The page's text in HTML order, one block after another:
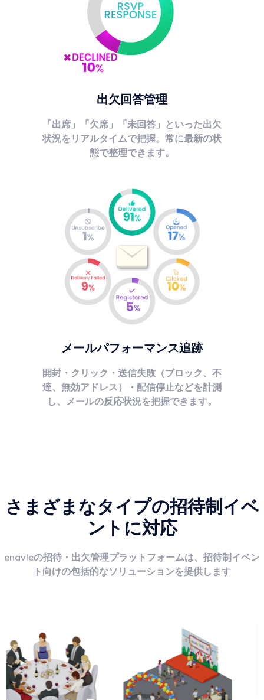
出欠回答管理
「出席」「欠席」「未回答」といった出欠
状況をリアルタイムで把握。常に最新の状
態で整理できます。
メールパフォーマンス追跡
開封・クリック・送信失敗（ブロック、不
達、無効アドレス）・配信停止などを計測
し、メールの反応状況を把握できます。
さまざまなタイプの招待制イベ
ントに対応
enavleの招待・出欠管理プラットフォームは、招待制イベン
ト向けの包括的なソリューションを提供します